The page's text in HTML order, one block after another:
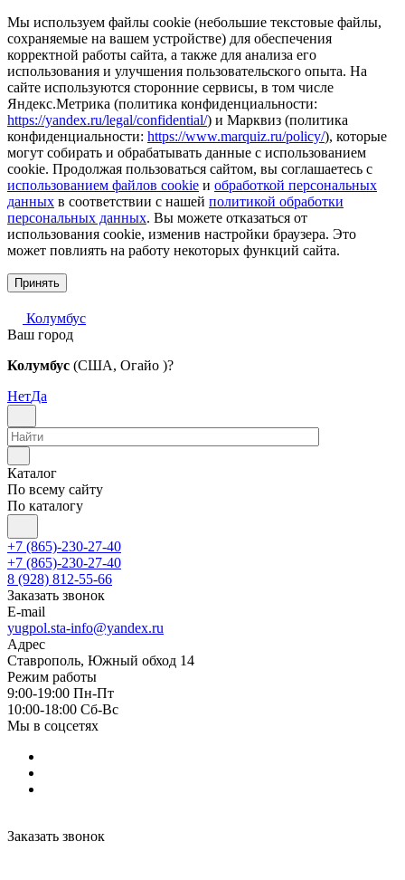
Мы используем файлы cookie (небольшие текстовые файлы,
сохраняемые на вашем устройстве) для обеспечения
корректной работы сайта, а также для анализа его
использования и улучшения пользовательского опыта. На
сайте используются сторонние сервисы, в том числе
Яндекс.Метрика (политика конфиденциальности:
https://yandex.ru/legal/confidential/) и Марквиз (политика
конфиденциальности: https://www.marquiz.ru/policy/), которые
могут собирать и обрабатывать данные с использованием
cookie. Продолжая пользоваться сайтом, вы соглашаетесь с
использованием файлов cookie и обработкой персональных
данных в соответствии с нашей политикой обработки
персональных данных. Вы можете отказаться от
использования cookie, изменив настройки браузера. Это
может повлиять на работу некоторых функций сайта.
Принять
Колумбус
Ваш город
Колумбус (США, Огайо )?
НетДа
Каталог
По всему сайту
По каталогу
+7 (865)-230-27-40
+7 (865)-230-27-40
8 (928) 812-55-66
Заказать звонок
E-mail
yugpol.sta-info@yandex.ru
Адрес
Ставрополь, Южный обход 14
Режим работы
9:00-19:00 Пн-Пт
10:00-18:00 Cб-Вс
Мы в соцсетях
Заказать звонок